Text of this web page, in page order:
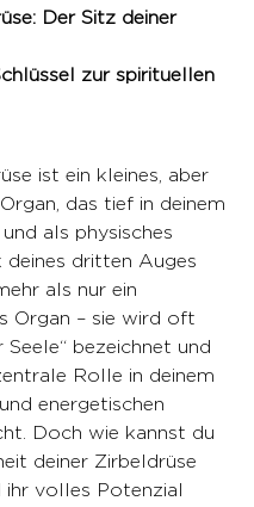
Der Sitz deiner
zur spirituellen
ist ein kleines, aber
das tief in deinem
als physisches
deines dritten Auges
als nur ein
Organ – sie wird oft
Seele“ bezeichnet und
Rolle in deinem
energetischen
Doch wie kannst du
deiner Zirbeldrüse
ihr volles Potenzial